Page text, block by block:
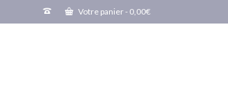
Votre panier- 0,00€